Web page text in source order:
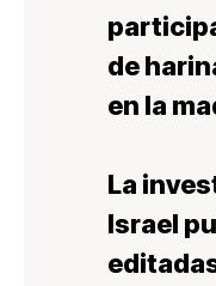
de
en la
La
Israel